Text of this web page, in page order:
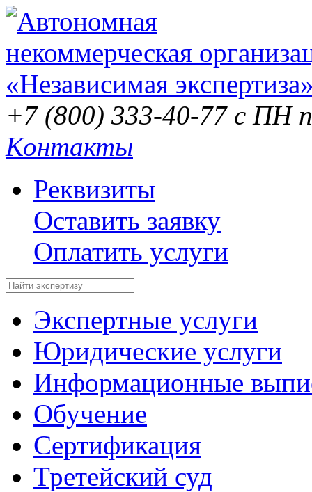
+7 (800) 333-40-77 с ПН
Контакты
Реквизиты
Оставить заявку
Оплатить услуги
Экспертные услуги
Юридические услуги
Информационные
Обучение
Сертификация
Третейский суд